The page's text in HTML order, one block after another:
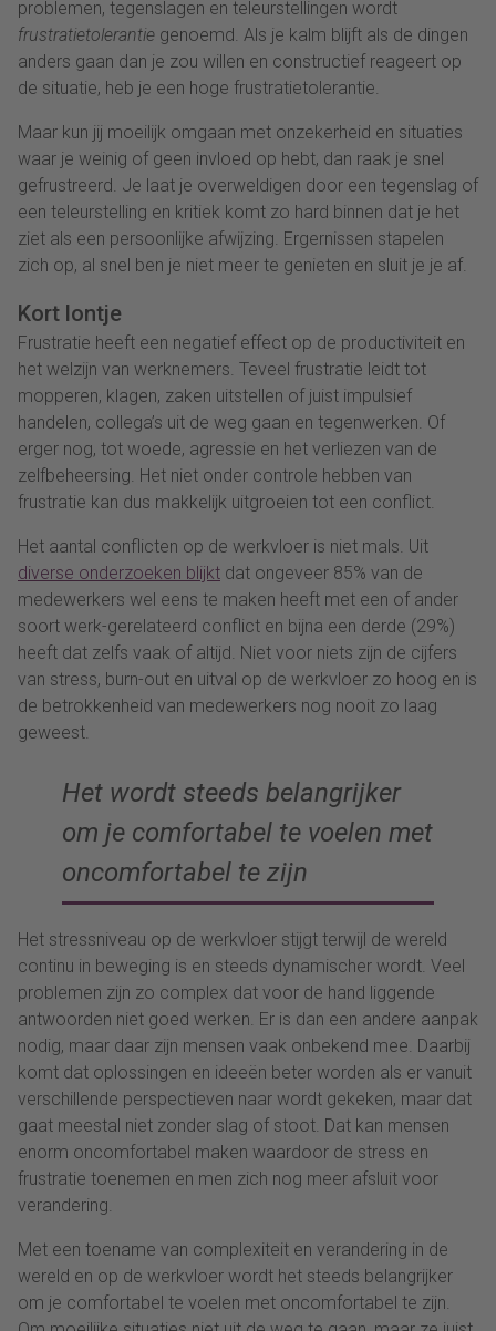
problemen, tegenslagen en teleurstellingen wordt
frustratietolerantie genoemd. Als je kalm blijft als de dingen
anders gaan dan je zou willen en constructief reageert op
de situatie, heb je een hoge frustratietolerantie.
Maar kun jij moeilijk omgaan met onzekerheid en situaties
waar je weinig of geen invloed op hebt, dan raak je snel
gefrustreerd. Je laat je overweldigen door een tegenslag of
een teleurstelling en kritiek komt zo hard binnen dat je het
ziet als een persoonlijke afwijzing. Ergernissen stapelen
zich op, al snel ben je niet meer te genieten en sluit je je af.
Kort lontje
Frustratie heeft een negatief effect op de productiviteit en
het welzijn van werknemers. Teveel frustratie leidt tot
mopperen, klagen, zaken uitstellen of juist impulsief
handelen, collega’s uit de weg gaan en tegenwerken. Of
erger nog, tot woede, agressie en het verliezen van de
zelfbeheersing. Het niet onder controle hebben van
frustratie kan dus makkelijk uitgroeien tot een conflict.
Het aantal conflicten op de werkvloer is niet mals. Uit
diverse onderzoeken blijkt dat ongeveer 85% van de
medewerkers wel eens te maken heeft met een of ander
soort werk-gerelateerd conflict en bijna een derde (29%)
heeft dat zelfs vaak of altijd. Niet voor niets zijn de cijfers
van stress, burn-out en uitval op de werkvloer zo hoog en is
de betrokkenheid van medewerkers nog nooit zo laag
geweest.
Het wordt steeds belangrijker
om je comfortabel te voelen met
oncomfortabel te zijn
Het stressniveau op de werkvloer stijgt terwijl de wereld
continu in beweging is en steeds dynamischer wordt. Veel
problemen zijn zo complex dat voor de hand liggende
antwoorden niet goed werken. Er is dan een andere aanpak
nodig, maar daar zijn mensen vaak onbekend mee. Daarbij
komt dat oplossingen en ideeën beter worden als er vanuit
verschillende perspectieven naar wordt gekeken, maar dat
gaat meestal niet zonder slag of stoot. Dat kan mensen
enorm oncomfortabel maken waardoor de stress en
frustratie toenemen en men zich nog meer afsluit voor
verandering.
Met een toename van complexiteit en verandering in de
wereld en op de werkvloer wordt het steeds belangrijker
om je comfortabel te voelen met oncomfortabel te zijn.